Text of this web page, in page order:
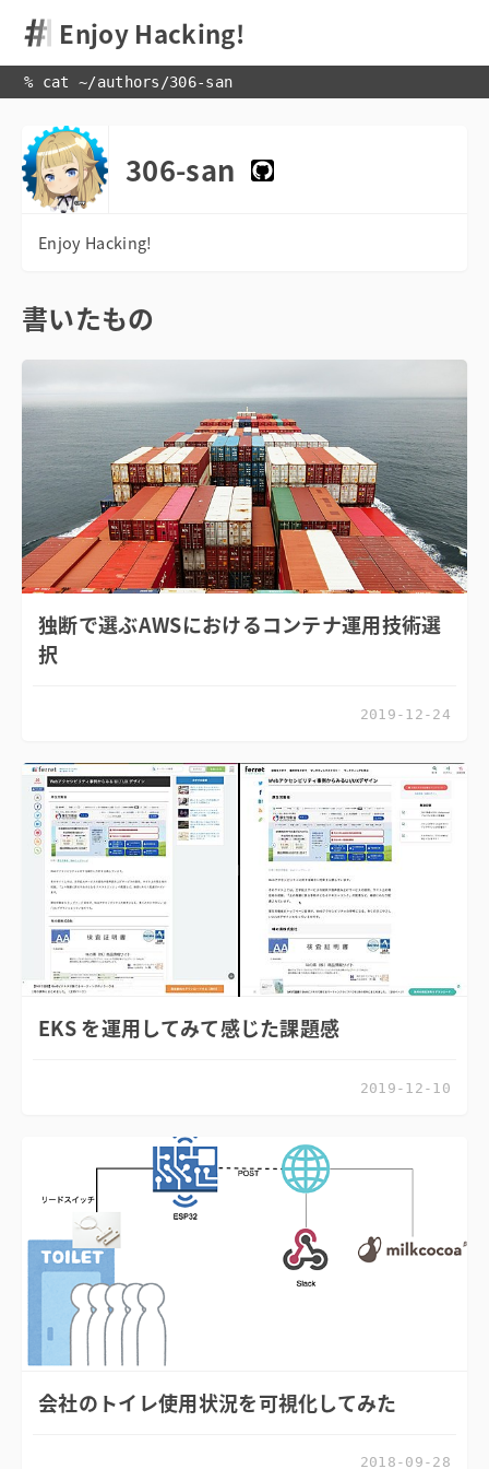
Enjoy Hacking!
% cat ~/authors /306-san
306-san
書いたもの
独断で選ぶAWSにおけるコンテナ運用技術選
択
2019-12-24
EKS を運用してみて感じた課題感
2019-12-10
会社のトイレ使用状況を可視化してみた
2018-09-28